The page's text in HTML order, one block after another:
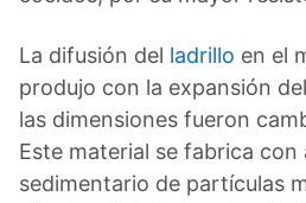
La difusión del ladrillo en el
produjo con la expansión
las dimensiones fueron
Este material se fabrica con
sedimentario de partículas